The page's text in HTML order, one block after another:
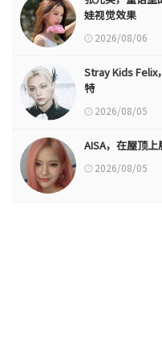
娃视觉效果
2026/08/06
Stray Kids
特
2026/08/05
AISA，在屋顶
2026/08/05